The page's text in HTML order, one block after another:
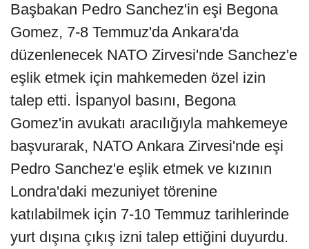
Başbakan Pedro Sanchez'in eşi Begona
Gomez, 7-8 Temmuz'da Ankara'da
düzenlenecek NATO Zirvesi'nde Sanchez'e
eşlik etmek için mahkemeden özel izin
talep etti. İspanyol basını, Begona
Gomez'in avukatı aracılığıyla mahkemeye
başvurarak, NATO Ankara Zirvesi'nde eşi
Pedro Sanchez'e eşlik etmek ve kızının
Londra'daki mezuniyet törenine
katılabilmek için 7-10 Temmuz tarihlerinde
yurt dışına çıkış izni talep ettiğini duyurdu.